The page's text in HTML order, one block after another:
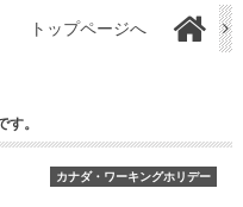
トップページへ
。
カナダ・ワーキングホリデー